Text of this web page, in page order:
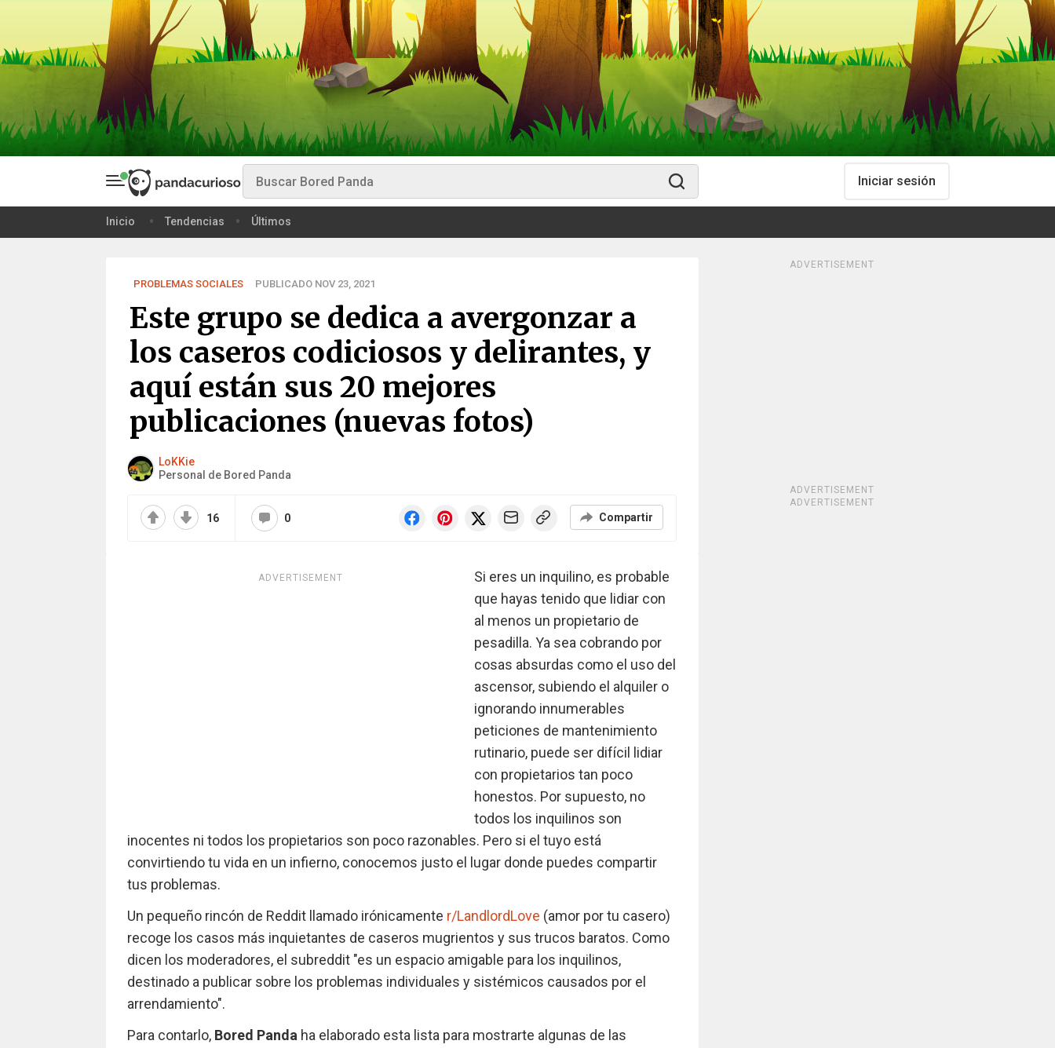
Iniciar sesión
Inicio Tendencias Últimos
PROBLEMAS SOCIALES PUBLICADO NOV 23, 2021
Este grupo se dedica a avergonzar a
los caseros codiciosos y delirantes, y
aquí están sus 20 mejores
publicaciones (nuevas fotos)
LoKKie
Personal de Bored Panda
16 0 Compartir
ADVERTISEMENT
Si eres un inquilino, es probable
que hayas tenido que lidiar con
al menos un propietario de
pesadilla. Ya sea cobrando por
cosas absurdas como el uso del
ascensor, subiendo el alquiler o
ignorando innumerables
peticiones de mantenimiento
rutinario, puede ser difícil lidiar
con propietarios tan poco
honestos. Por supuesto, no
todos los inquilinos son
inocentes ni todos los propietarios son poco razonables. Pero si el tuyo está
convirtiendo tu vida en un infierno, conocemos justo el lugar donde puedes compartir
tus problemas.
Un pequeño rincón de Reddit llamado irónicamente r/LandlordLove (amor por tu casero)
recoge los casos más inquietantes de caseros mugrientos y sus trucos baratos. Como
dicen los moderadores, el subreddit "es un espacio amigable para los inquilinos,
destinado a publicar sobre los problemas individuales y sistémicos causados por el
arrendamiento".
Para contarlo, Bored Panda ha elaborado esta lista para mostrarte algunas de las
ADVERTISEMENT
ADVERTISEMENT
ADVERTISEMENT